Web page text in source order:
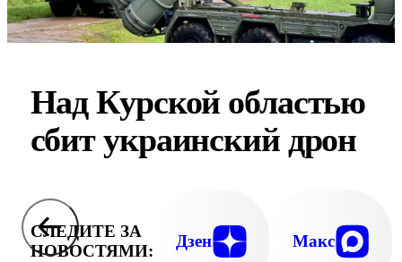
Над Курской областью
сбит украинский дрон
СЛЕДИТЕ ЗА
НОВОСТЯМИ:
Дзен Макс